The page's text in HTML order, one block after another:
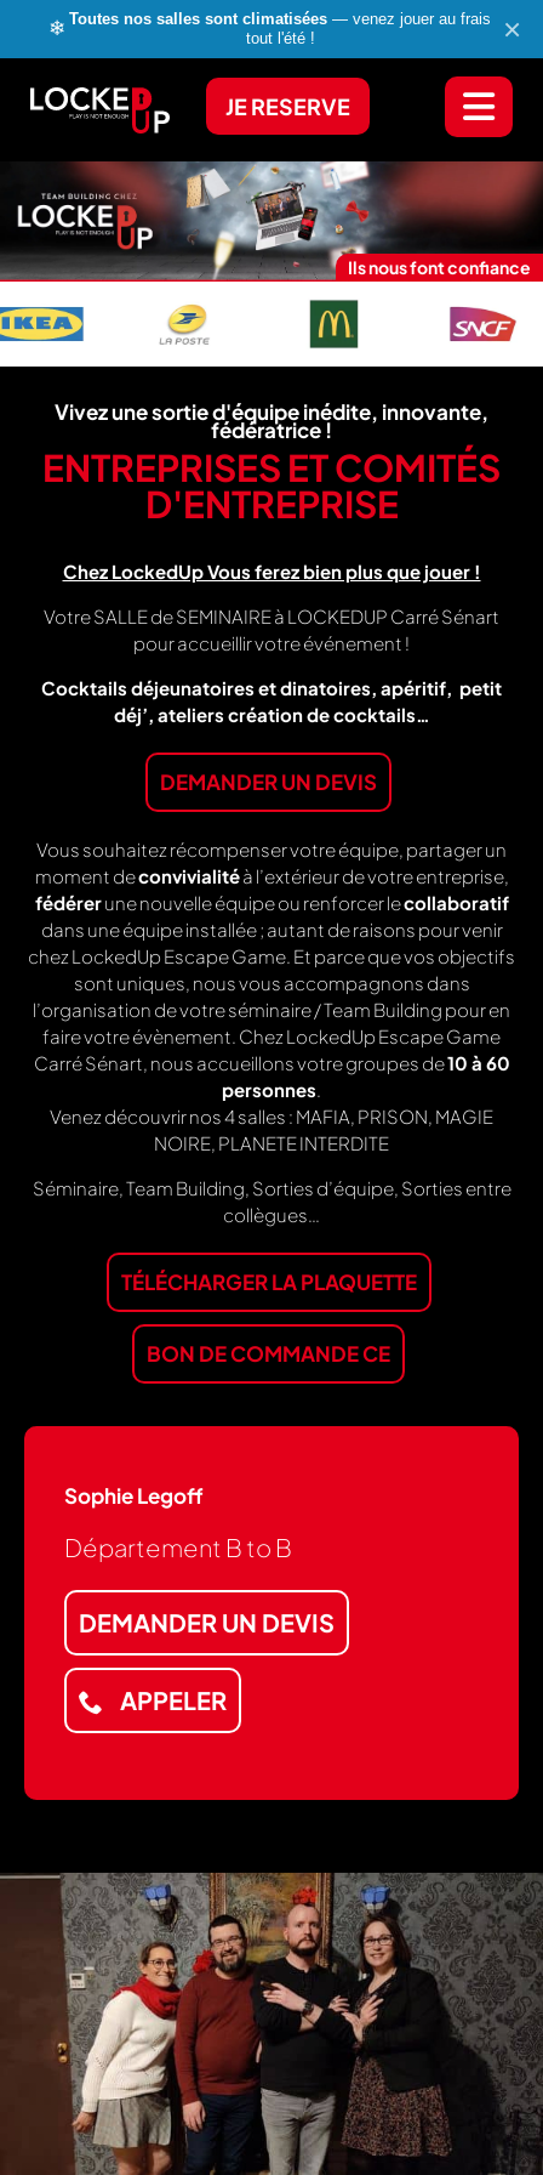
JE RESERVE
Ils nous font confiance
Vivez une sortie d'équipe inédite, innovante,
fédératrice !
ENTREPRISES ET COMITÉS
D'ENTREPRISE
Chez LockedUp Vous ferez bien plus que jouer !
Votre SALLE de SEMINAIRE à LOCKEDUP Carré Sénart
pour accueillir votre événement !
Cocktails déjeunatoires et dinatoires, apéritif, petit
déj’, ateliers création de cocktails…
DEMANDER UN DEVIS
Vous souhaitez récompenser votre équipe, partager un
moment deconvivialitéà l’extérieur de votre entreprise,
fédérerune nouvelle équipe ou renforcer lecollaboratif
dans une équipe installée ; autant de raisons pour venir
chez LockedUp Escape Game. Et parce que vos objectifs
sont uniques, nous vous accompagnons dans
l’organisation de votre séminaire / Team Building pour en
faire votre évènement. Chez LockedUp Escape Game
Carré Sénart, nous accueillons votre groupes de10 à 60
personnes
Venez découvrir nos 4 salles : MAFIA, PRISON, MAGIE
NOIRE, PLANETE INTERDITE
Séminaire, Team Building, Sorties d’équipe, Sorties entre
collègues…
TÉLÉCHARGER LA PLAQUETTE
BON DE COMMANDE CE
Sophie Legoff
Département B to B
DEMANDER UN DEVIS
APPELER
❄ Toutes nos salles sont climatisées — venez jouer au frais
tout l'été !
×